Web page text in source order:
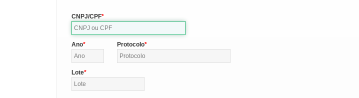
CNPJ/CPF
Ano Protocolo
Lote